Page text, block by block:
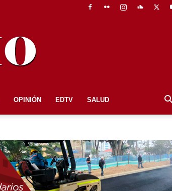
OPINIÓN EDTV SALUD